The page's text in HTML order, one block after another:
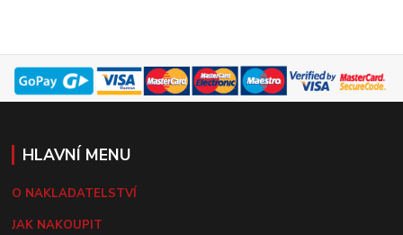
HLAVNÍ MENU
O NAKLADATELSTVÍ
JAK NAKOUPIT